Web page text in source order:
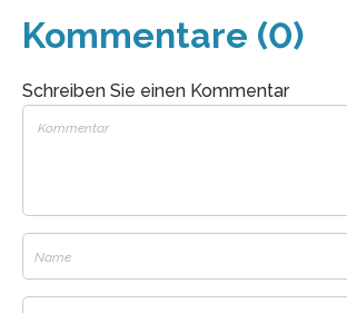
Kommentare (0)
Schreiben Sie einen Kommentar